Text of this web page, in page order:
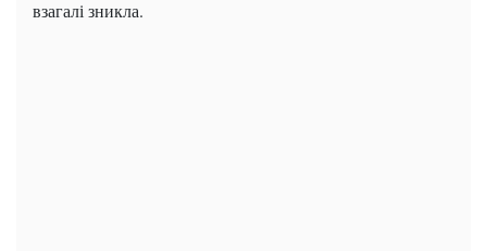
взагалі зникла.